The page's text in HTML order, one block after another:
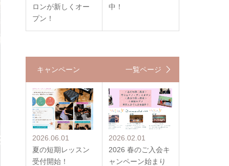
ロンが新しくオー
プン！
中！
キャンペーン 一覧ページ
2026.06.01
夏の短期レッスン
受付開始！
2026.02.01
2026 春のご入会キ
ャンペーン始まり